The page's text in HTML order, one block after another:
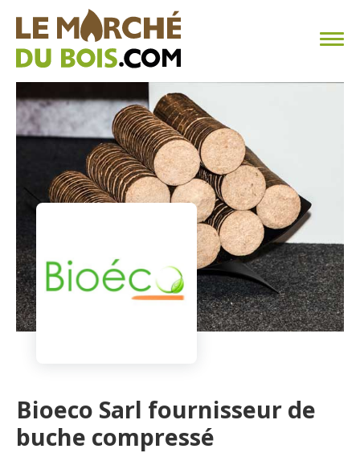
CHAUFFAGE AU BOIS
FAQ
CALCULER SA CONSOMMATION
BLOG
ESPACE PRO
Bioeco Sarl fournisseur de
buche compressé